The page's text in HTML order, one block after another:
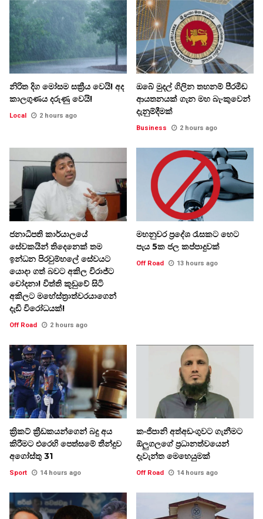
නිරිත දිග මෝසම සක්‍රීය වෙයි! අද
කාලගුණය දරුණු වෙයි!
Local 2 hours ago
ඔබේ මුදල් ගිලින තහනම් පීරමීඩ
ආයතනයක් ගැන මහ බැංකුවෙන්
දැනුම්දීමක්
Business 2 hours ago
ජනාධිපති කාර්යාලයේ
සේවකයින් තිදෙනෙක් තම
ඉන්ධන පිරවුම්හලේ සේවයට
යොදා ගත් බවට අකිල විරාජ්ට
චෝදනා! විත්ති කූඩුවේ සිටි
අකිලට මහේස්ත්‍රාත්වරයාගෙන්
දැඩි විරෝධයක්!
Off Road 2 hours ago
මහනුවර ප්‍රදේශ රැසකට හෙට
පැය 5ක ජල කප්පාදුවක්
Off Road 13 hours ago
ක්‍රිකට් ක්‍රීඩකයන්ගෙන් බදු අය
කිරීමට එරෙහි පෙත්සමේ තීන්දුව
අගෝස්තු 31
Sport 14 hours ago
කංජිපානි අත්අඩංගුවට ගැනීමට
ඕලුගලගේ ප්‍රධානත්වයෙන්
දැවැන්ත මෙහෙයුමක්
Off Road 14 hours ago